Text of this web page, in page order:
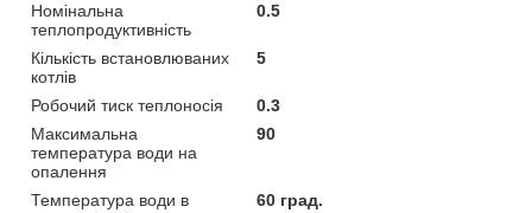
Номінальна
теплопродуктивність
0.5
Кількість встановлюваних
котлів
5
Робочий тиск теплоносія
0.3
Максимальна
температура води на
опалення
90
Температура води в
60 град.